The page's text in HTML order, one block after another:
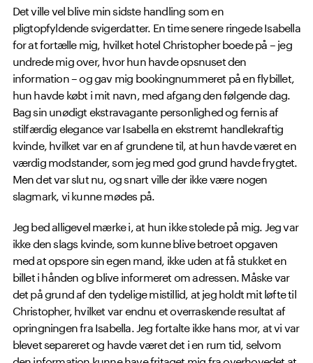
Det ville vel blive min sidste handling som en
pligtopfyldende svigerdatter. En time senere ringede Isabella
for at fortælle mig, hvilket hotel Christopher boede på – jeg
undrede mig over, hvor hun havde opsnuset den
information – og gav mig bookingnummeret på en flybillet,
hun havde købt i mit navn, med afgang den følgende dag.
Bag sin unødigt ekstravagante personlighed og fernis af
stilfærdig elegance var Isabella en ekstremt handlekraftig
kvinde, hvilket var en af grundene til, at hun havde været en
værdig modstander, som jeg med god grund havde frygtet.
Men det var slut nu, og snart ville der ikke være nogen
slagmark, vi kunne mødes på.
Jeg bed alligevel mærke i, at hun ikke stolede på mig. Jeg var
ikke den slags kvinde, som kunne blive betroet opgaven
med at opspore sin egen mand, ikke uden at få stukket en
billet i hånden og blive informeret om adressen. Måske var
det på grund af den tydelige mistillid, at jeg holdt mit løfte til
Christopher, hvilket var endnu et overraskende resultat af
opringningen fra Isabella. Jeg fortalte ikke hans mor, at vi var
blevet separeret og havde været det i en rum tid, selvom